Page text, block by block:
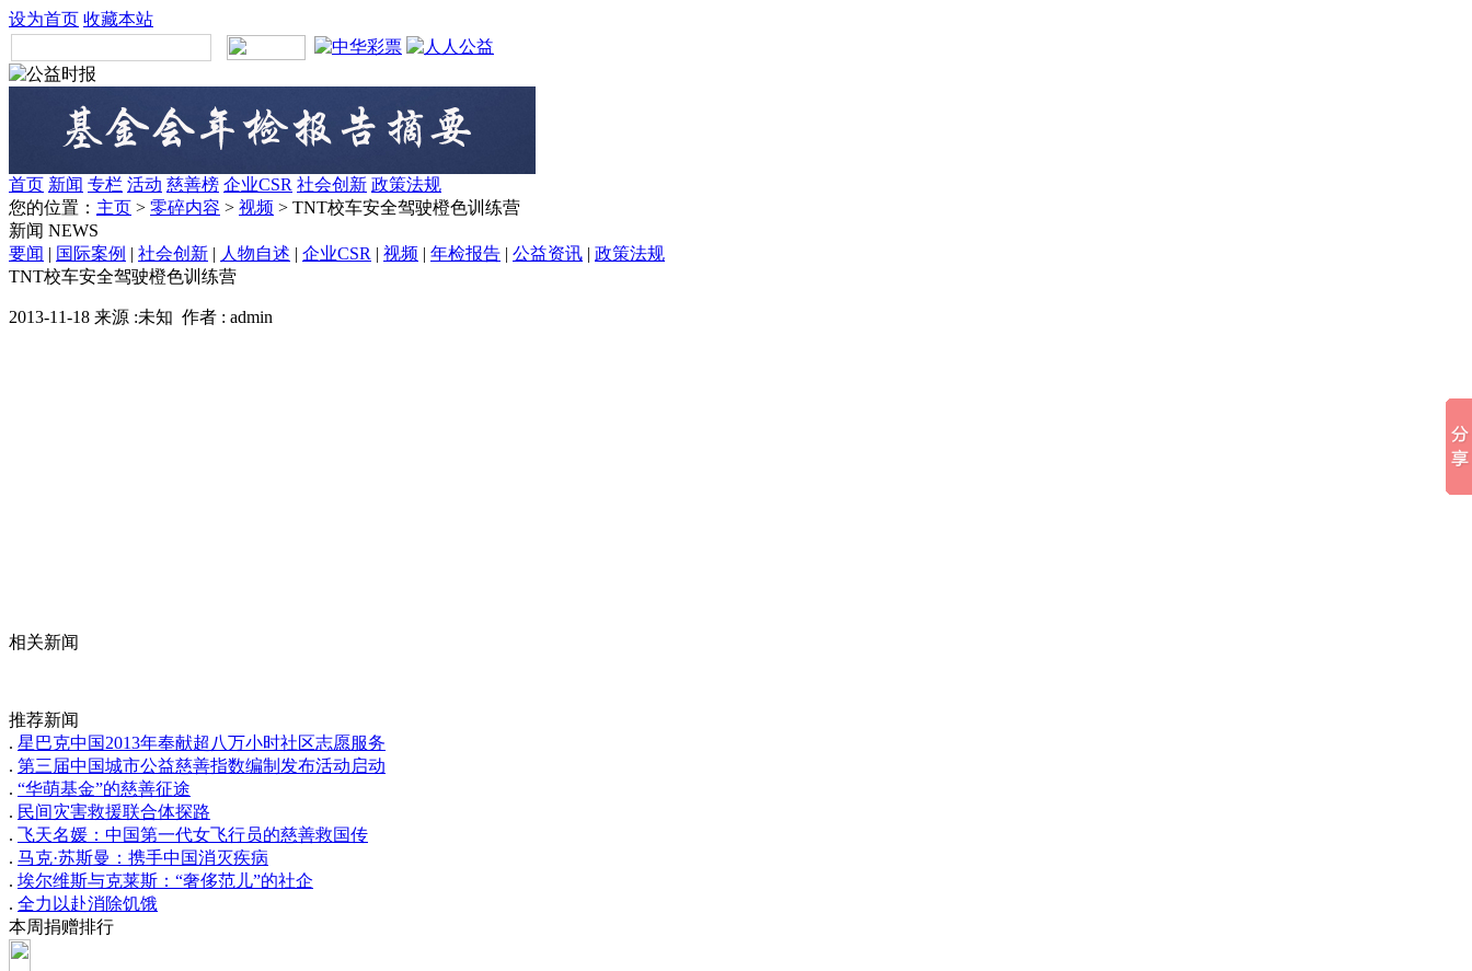
设为首页 收藏本站
首页 新闻 专栏 活动 慈善榜 企业CSR 社会创新 政策法规
您的位置： 主页 > 零碎内容 > 视频 > TNT校车安全驾驶橙色训练营
新闻 NEWS
要闻 | 国际案例 | 社会创新 | 人物自述 | 企业CSR | 视频 | 年检报告 | 公益资讯 | 政策法规
TNT校车安全驾驶橙色训练营
2013-11-18 来源 :未知 作者 : admin
相关新闻
推荐新闻
. 星巴克中国2013年奉献超八万小时社区志愿服务
. 第三届中国城市公益慈善指数编制发布活动启动
. “华萌基金”的慈善征途
. 民间灾害救援联合体探路
. 飞天名媛：中国第一代女飞行员的慈善救国传
. 马克·苏斯曼：携手中国消灭疾病
. 埃尔维斯与克莱斯：“奢侈范儿”的社企
. 全力以赴消除饥饿
本周捐赠排行